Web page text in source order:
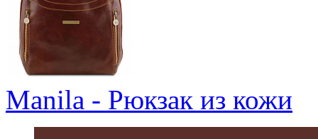
Manila - Рюкзак из кожи